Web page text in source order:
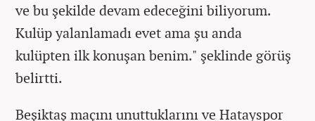
ve bu şekilde devam edeceğini biliyorum.
Kulüp yalanlamadı evet ama şu anda
kulüpten ilk konuşan benim." şeklinde görüş
belirtti.
Beşiktaş maçını unuttuklarını ve Hatayspor